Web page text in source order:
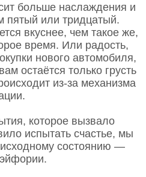
больше наслаждения и
пятый или тридцатый.
вкуснее, чем такое же,
время. Или радость,
нового автомобиля,
остаётся только грусть
из-за механизма
которое вызвало
испытать счастье, мы
исходному состоянию —